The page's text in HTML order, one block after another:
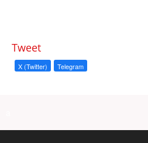
Tweet
X (Twitter) Telegram